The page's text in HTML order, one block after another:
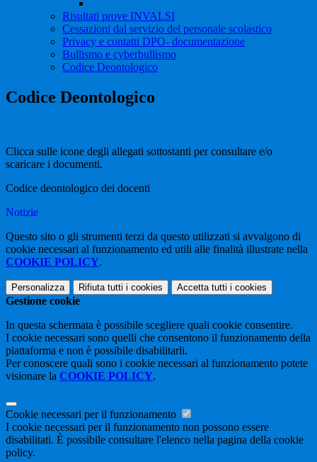
Risultati prove INVALSI
Cessazioni dal servizio del personale scolastico
Privacy e contatti DPO- documentazione
Bullismo e cyberbullismo
Codice Deontologico
Codice Deontologico
Clicca sulle icone degli allegati sottostanti per consultare e/o
scaricare i documenti.
Codice deontologico dei docenti
Notizie
Questo sito o gli strumenti terzi da questo utilizzati si avvalgono di
cookie necessari al funzionamento ed utili alle finalità illustrate nella
COOKIE POLICY.
Personalizza Rifiuta tutti i cookies Accetta tutti i cookies
Gestione cookie
In questa schermata è possibile scegliere quali cookie consentire.
I cookie necessari sono quelli che consentono il funzionamento della
piattaforma e non è possibile disabilitarli.
Per conoscere quali sono i cookie necessari al funzionamento potete
visionare la COOKIE POLICY.
Cookie necessari per il funzionamento
I cookie necessari per il funzionamento non possono essere
disabilitati. È possibile consultare l'elenco nella pagina della cookie
policy.